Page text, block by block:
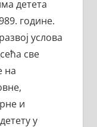
детета
године.
услова
све
на
и
у